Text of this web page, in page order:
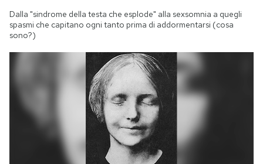
Dalla "sindrome della testa che esplode" alla sexsomnia a quegli
spasmi che capitano ogni tanto prima di addormentarsi (cosa
sono?)